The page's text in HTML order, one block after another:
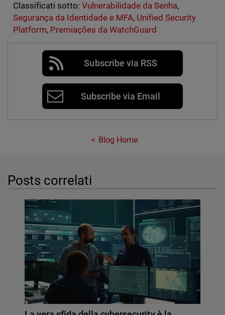
Classificati sotto: Vulnerabilidade da Senha,
Segurança da Identidade e MFA, Unified Security
Platform, Premiações da WatchGuard
Subscribe via RSS
Subscribe via Email
Blog Home
Posts correlati